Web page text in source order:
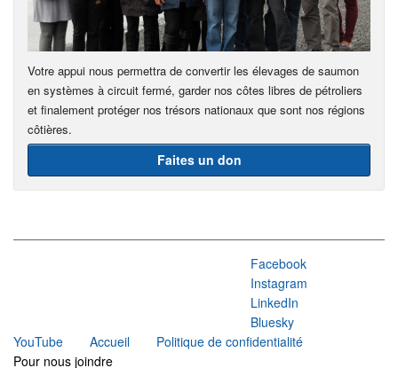
Votre appui nous permettra de convertir les élevages de saumon
en systèmes à circuit fermé, garder nos côtes libres de pétroliers
et finalement protéger nos trésors nationaux que sont nos régions
côtières.
Faites un don
Facebook
Instagram
LinkedIn
Bluesky
YouTube
Accueil
Politique de confidentialité
Pour nous joindre